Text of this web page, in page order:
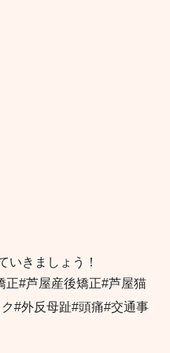
いきましょう！
正#芦屋産後矯正#芦屋猫
#外反母趾#頭痛#交通事